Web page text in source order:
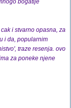
bogatije
i stvarno opasna, za
i da, popularnim
traze resenja. ovo
za poneke njene